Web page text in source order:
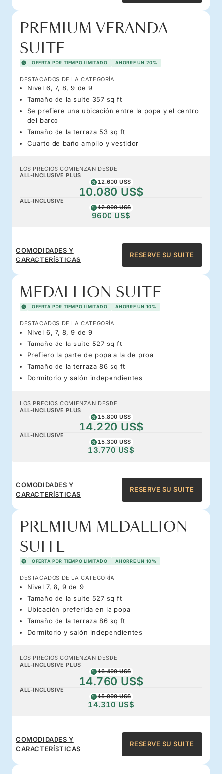
PREMIUM VERANDA
SUITE
OFERTA POR TIEMPO LIMITADO AHORRE UN 20%
DESTACADOS DE LA CATEGORÍA
Nivel 6, 7, 8, 9 de 9
Tamaño de la suite 357 sq ft
Se prefiere una ubicación entre la popa y el centro
del barco
Tamaño de la terraza 53 sq ft
Cuarto de baño amplio y vestidor
LOS PRECIOS COMIENZAN DESDE
ALL-INCLUSIVE PLUS
12.600 US$
10.080 US$
ALL-INCLUSIVE
12.000 US$
9600 US$
COMODIDADES Y
CARACTERÍSTICAS
RESERVE SU SUITE
MEDALLION SUITE
OFERTA POR TIEMPO LIMITADO AHORRE UN 10%
DESTACADOS DE LA CATEGORÍA
Nivel 6, 7, 8, 9 de 9
Tamaño de la suite 527 sq ft
Prefiero la parte de popa a la de proa
Tamaño de la terraza 86 sq ft
Dormitorio y salón independientes
LOS PRECIOS COMIENZAN DESDE
ALL-INCLUSIVE PLUS
15.800 US$
14.220 US$
ALL-INCLUSIVE
15.300 US$
13.770 US$
COMODIDADES Y
CARACTERÍSTICAS
RESERVE SU SUITE
PREMIUM MEDALLION
SUITE
OFERTA POR TIEMPO LIMITADO AHORRE UN 10%
DESTACADOS DE LA CATEGORÍA
Nivel 7, 8, 9 de 9
Tamaño de la suite 527 sq ft
Ubicación preferida en la popa
Tamaño de la terraza 86 sq ft
Dormitorio y salón independientes
LOS PRECIOS COMIENZAN DESDE
ALL-INCLUSIVE PLUS
16.400 US$
14.760 US$
ALL-INCLUSIVE
15.900 US$
14.310 US$
COMODIDADES Y
CARACTERÍSTICAS
RESERVE SU SUITE